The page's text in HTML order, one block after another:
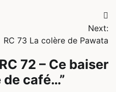
Next:
RC 73 La colère de Pawata
RC 72 – Ce baiser
de café…”